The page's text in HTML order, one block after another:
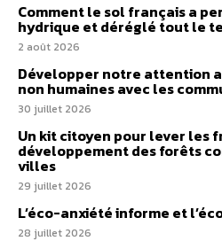
Comment le sol français a
hydrique et déréglé tout le
2 août 2026
Développer notre attention
non humaines avec les
30 juillet 2026
Un kit citoyen pour lever les
développement des forêts
villes
29 juillet 2026
L’éco-anxiété informe et
28 juillet 2026